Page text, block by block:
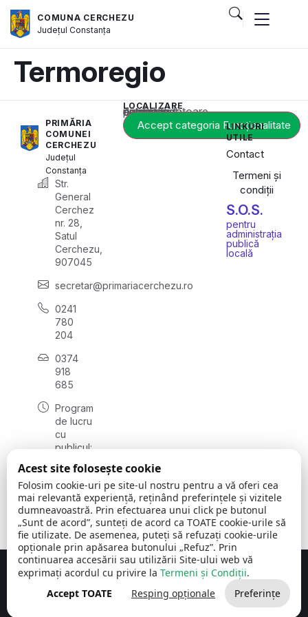
COMUNA CERCHEZU
JudețulConstanța
Termoregio
PRIMĂRIA
COMUNEI
CERCHEZU
Județul
Constanța
Str.
General
Cerchez
nr. 28,
Satul
Cerchezu,
907045
secretar@primariacerchezu.ro
0241
780
204
0374
918
685
Program
de lucru
cu
publicul:
08:00 -
16:30
, vineri:
08:00 -
14:00
LOCALIZARE
Acest conținut este blocat până când acceptați categoria corespunzătoare de cookie-uri.
Accept categoria Funcționalitate
LINKURI
UTILE
Contact
Termeni și
condiții
S.O.S.
pentru
administrația
publică
locală
Comuna Cerchezu © 2026Toate drepturile rezervate
Concept realizat de Big Media Relații Publice SRL
Acest site folosește cookie
Folosim cookie-uri pe site-ul nostru pentru a vă oferi cea
mai relevantă experiență, reținând preferințele și vizitele
dumneavoastră. Prin efectuarea unui click pe butonul
„Sunt de acord”, sunteți de acord ca TOATE cookie-urile să
fie utilizate. De asemenea, puteți să refuzați cookie-urile
opționale prin apăsarea butonului „Refuz”. Prin
continuarea accesării sau utilizării Site-ului web vă
exprimați acordul cu privire la Termeni și Condiții.
Accept TOATE
Resping opționale Preferințe